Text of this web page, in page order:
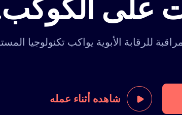
على
للرقابة الأبوية يواكب تكنولوجيا
شاهده أثناء عمله